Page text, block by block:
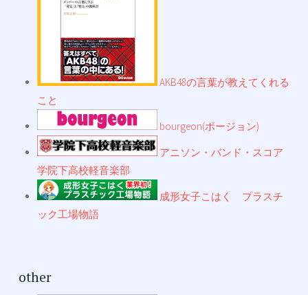
AKB48の言葉が教えてくれる
こと
bourgeon(ボージョン)
アニソン・バンド・スコア
学院下高校軽音楽部
成形女子こはく プラスチ
ック工場物語
other